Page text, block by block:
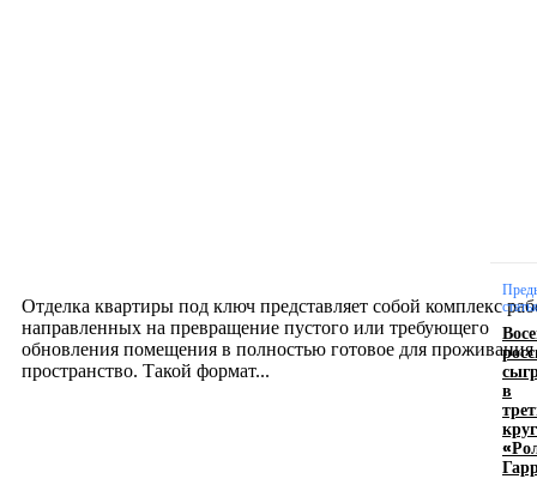
Отделка квартиры под ключ представляет собой комплекс
направленных на превращение пустого или требующего
обновления помещения в полностью готовое для проживания
пространство. Такой формат...
в